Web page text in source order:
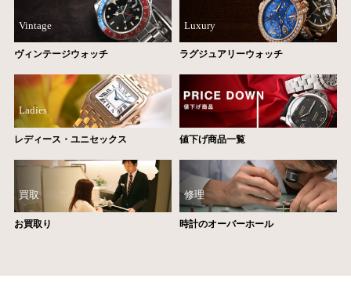
Vintage
ヴィンテージウォッチ
Luxury
ラグジュアリーウォッチ
Ladies
レディース・ユニセックス 値下げ商品一覧
買取
お買取り
修理
時計のオーバーホール